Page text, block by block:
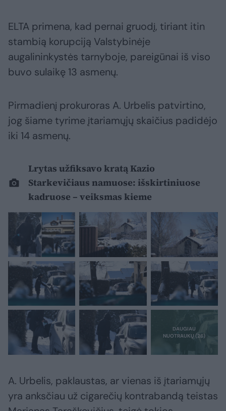
ELTA primena, kad pernai gruodį, tiriant itin
stambią korupciją Valstybinėje
augalininkystės tarnyboje, pareigūnai iš viso
buvo sulaikę 13 asmenų.
Pirmadienį prokuroras A. Urbelis patvirtino,
jog šiame tyrime įtariamųjų skaičius padidėjo
iki 14 asmenų.
Lrytas užfiksavo kratą Kazio
Starkevičiaus namuose: išskirtiniuose
kadruose – veiksmas kieme
A. Urbelis, paklaustas, ar vienas iš įtariamųjų
yra anksčiau už cigarečių kontrabandą teistas